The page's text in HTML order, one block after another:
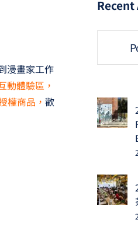
漫畫家工作
動體驗區，
權商品， 歡